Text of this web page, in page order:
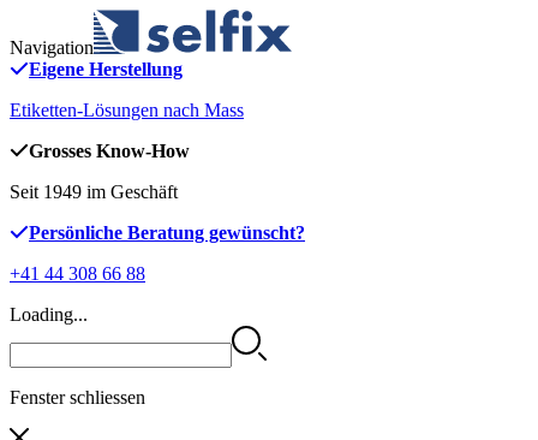
Navigation
Eigene Herstellung
Etiketten-Lösungen nach Mass
Grosses Know-How
Seit 1949 im Geschäft
Persönliche Beratung gewünscht?
+41 44 308 66 88
Loading...
Fenster schliessen